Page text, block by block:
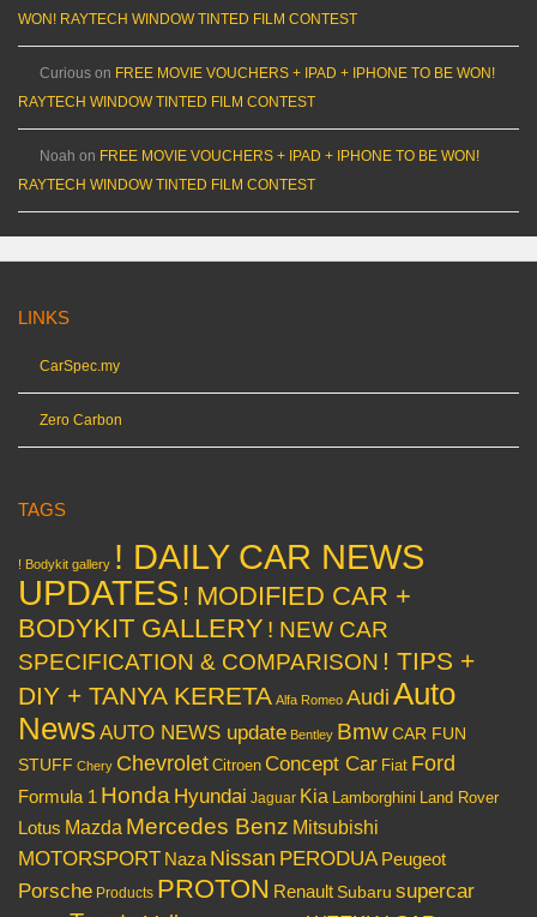
WON! RAYTECH WINDOW TINTED FILM CONTEST
Curious on FREE MOVIE VOUCHERS + IPAD + IPHONE TO BE WON!
RAYTECH WINDOW TINTED FILM CONTEST
Noah on FREE MOVIE VOUCHERS + IPAD + IPHONE TO BE WON!
RAYTECH WINDOW TINTED FILM CONTEST
LINKS
CarSpec.my
Zero Carbon
TAGS
! Bodykit gallery ! DAILY CAR NEWS
UPDATES ! MODIFIED CAR +
BODYKIT GALLERY ! NEW CAR
SPECIFICATION & COMPARISON ! TIPS +
DIY + TANYA KERETA Alfa Romeo Audi Auto
News AUTO NEWS update Bentley BmwCAR FUN
STUFF Chery Chevrolet Citroen Concept Car Fiat Ford
Formula 1 Honda Hyundai Jaguar Kia Lamborghini Land Rover
Lotus Mazda Mercedes Benz Mitsubishi
MOTORSPORT Naza Nissan PERODUA Peugeot
Porsche Products PROTON Renault Subaru supercar